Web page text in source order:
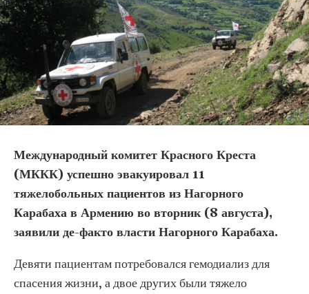
Международный комитет Красного Креста
(МККК) успешно эвакуировал 11
тяжелобольных пациентов из Нагорного
Карабаха в Армению во вторник (8 августа),
заявили де-факто власти Нагорного Карабаха.
Девяти пациентам потребовался гемодиализ для
спасения жизни, а двое других были тяжело